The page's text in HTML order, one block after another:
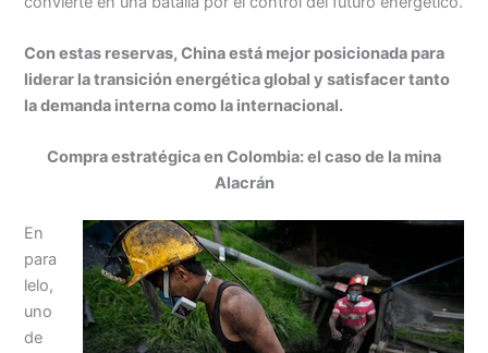
Con estas reservas, China está mejor posicionada para
liderar la transición energética global y satisfacer tanto
la demanda interna como la internacional.
Compra estratégica en Colombia: el caso de la mina
Alacrán
En
para
lelo,
uno
de